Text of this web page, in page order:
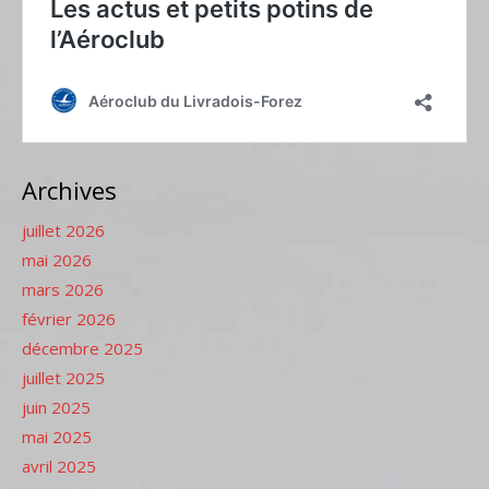
Archives
juillet 2026
mai 2026
mars 2026
février 2026
décembre 2025
juillet 2025
juin 2025
mai 2025
avril 2025